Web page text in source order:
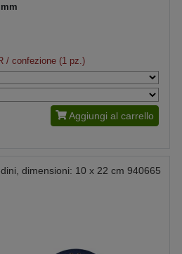
/ confezione (1 pz.)
Aggiungi al carrello
dimensioni: 10 x 22 cm 940665